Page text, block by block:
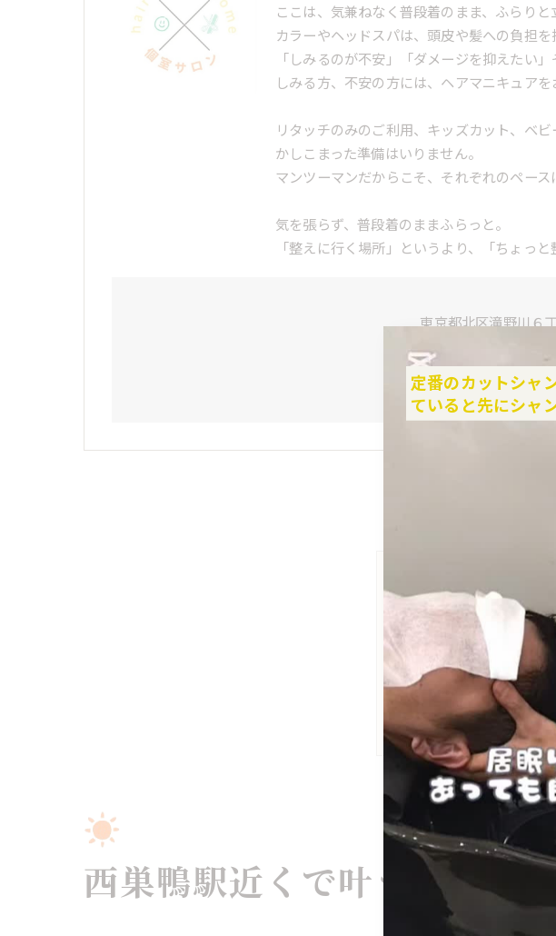
ここは、気兼ねなく普段着のまま、ふらり
カラーやヘッドスパは、頭皮や髪への負担を
「しみるのが不安」「ダメージを抑えたい
しみる方、不安の方には、ヘアマニキュアを
リタッチのみのご利用、キッズカット、ベ
かしこまった準備はいりません。
マンツーマンだからこそ、それぞれのペー
気を張らず、普段着のままふらっと。
「整えに行く場所」というより、「ちょっ
東京都北区滝野川６
西巣鴨駅近くで
美容室選び
美容室で実
忙しい男性
肩肘張らず
美容室で叶
美容室が苦手な
美容室が苦
落ち着く美
同性スタッ
西巣鴨駅近くで叶う快適な
定番のカットシャ
ていると先にシャ
根元の目安2,3cm◎
ント付き◎白髪染
ハイライト等
のカラー剤使用